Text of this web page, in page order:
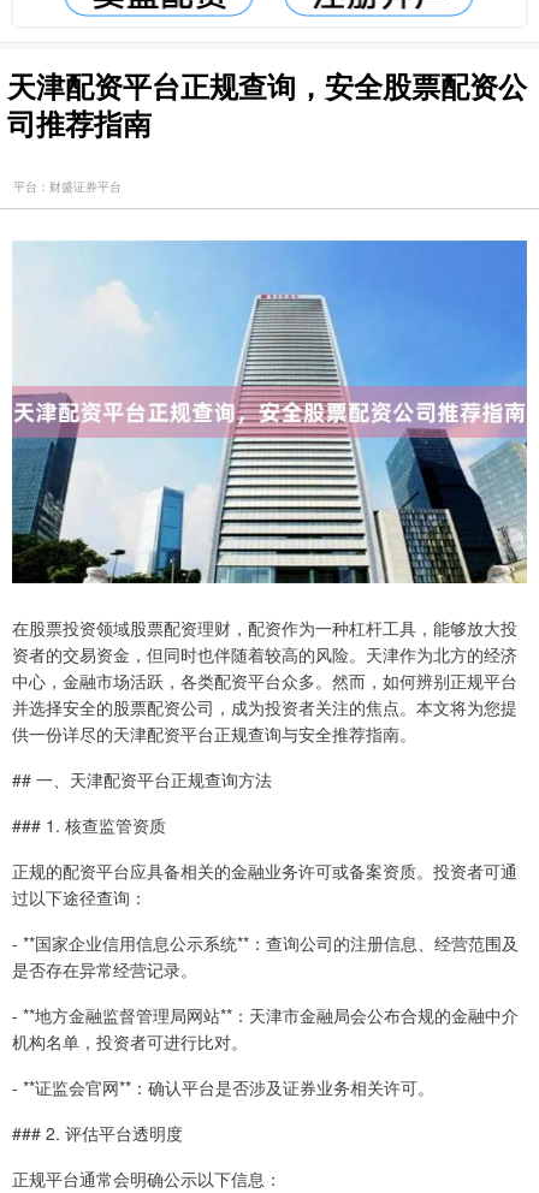
天津配资平台正规查询，安全股票配资公
司推荐指南
平台：财盛证券平台
在股票投资领域股票配资理财，配资作为一种杠杆工具，能够放大投
资者的交易资金，但同时也伴随着较高的风险。天津作为北方的经济
中心，金融市场活跃，各类配资平台众多。然而，如何辨别正规平台
并选择安全的股票配资公司，成为投资者关注的焦点。本文将为您提
供一份详尽的天津配资平台正规查询与安全推荐指南。
## 一、天津配资平台正规查询方法
### 1. 核查监管资质
正规的配资平台应具备相关的金融业务许可或备案资质。投资者可通
过以下途径查询：
- **国家企业信用信息公示系统**：查询公司的注册信息、经营范围及
是否存在异常经营记录。
- **地方金融监督管理局网站**：天津市金融局会公布合规的金融中介
机构名单，投资者可进行比对。
- **证监会官网**：确认平台是否涉及证券业务相关许可。
### 2. 评估平台透明度
正规平台通常会明确公示以下信息：